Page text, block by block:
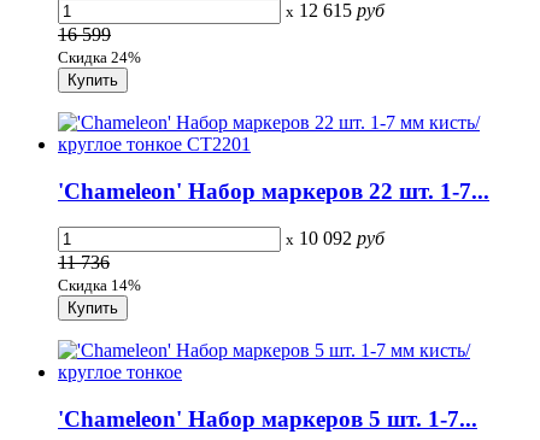
x 12 615 руб
16 599
Скидка 24%
'Chameleon' Набор маркеров 22 шт. 1-7...
x 10 092 руб
11 736
Скидка 14%
'Chameleon' Набор маркеров 5 шт. 1-7...